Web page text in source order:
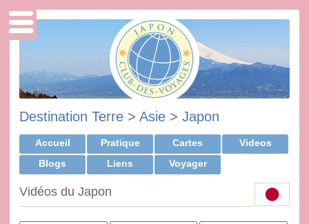
Destination Terre > Asie > Japon
Accueil Pratique Cartes
Videos
Blogs
Liens Voyager
Vidéos du Japon